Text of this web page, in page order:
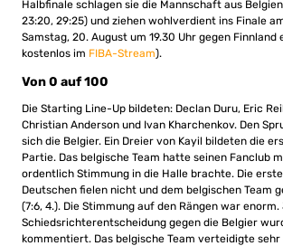
Halbfinale schlagen sie die Mannschaft aus Belgien
23:20, 29:25) und ziehen wohlverdient ins Finale
Samstag, 20. August um 19.30 Uhr gegen Finnland
kostenlos im FIBA-Stream).
Von 0 auf 100
Die Starting Line-Up bildeten: Declan Duru, Eric
Christian Anderson und Ivan Kharchenkov. Den
sich die Belgier. Ein Dreier von Kayil bildeten die
Partie. Das belgische Team hatte seinen Fanclub
ordentlich Stimmung in die Halle brachte. Die
Deutschen fielen nicht und dem belgischen Team
(7:6, 4.). Die Stimmung auf den Rängen war
Schiedsrichterentscheidung gegen die Belgier
kommentiert. Das belgische Team verteidigte sehr